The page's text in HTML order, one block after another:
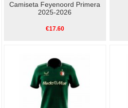
Camiseta Feyenoord Primera
2025-2026
€17.60